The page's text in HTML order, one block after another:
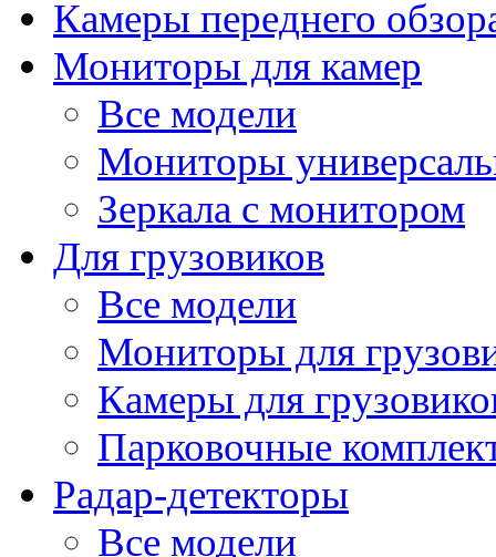
Камеры переднего
Мониторы для камер
Все модели
Мониторы
Зеркала с монитором
Для грузовиков
Все модели
Мониторы для
Камеры для
Парковочные
Радар-детекторы
Все модели